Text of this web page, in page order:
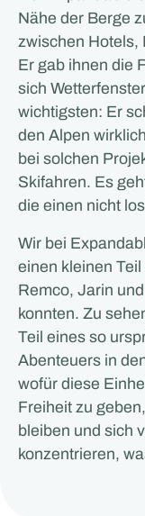
Nähe der Berge
zwischen Hotels,
Er gab ihnen die
sich
wichtigsten: Er
den Alpen
bei solchen
Skifahren. Es
die einen nicht
Wir bei
einen kleinen
Remco, Jarin
konnten. Zu
Teil eines so
Abenteuers in
wofür diese
Freiheit zu
bleiben und sich
konzentrieren,